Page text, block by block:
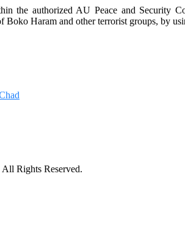
the authorized AU Peace and Security
Boko Haram and other terrorist groups, by
Rights Reserved.